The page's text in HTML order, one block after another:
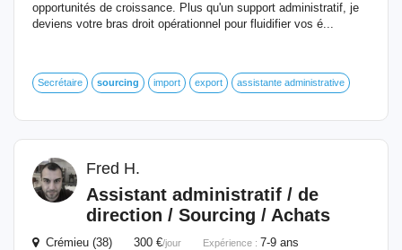
opportunités de croissance. Plus qu'un support administratif, je
deviens votre bras droit opérationnel pour fluidifier vos é...
Secrétaire sourcing import export assistante administrative
Fred H.
Assistant administratif / de
direction / Sourcing / Achats
Crémieu (38) 300 €/jour Expérience : 7-9 ans